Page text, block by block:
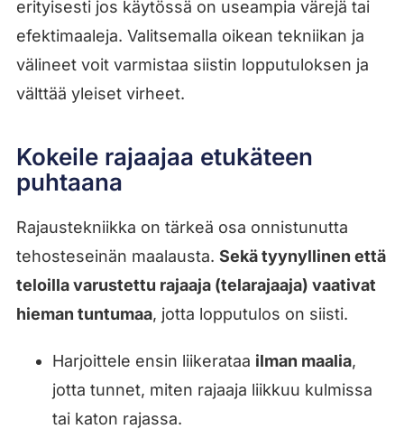
erityisesti jos käytössä on useampia värejä tai
efektimaaleja. Valitsemalla oikean tekniikan ja
välineet voit varmistaa siistin lopputuloksen ja
välttää yleiset virheet.
Kokeile rajaajaa etukäteen
puhtaana
Rajaustekniikka on tärkeä osa onnistunutta
tehosteseinän maalausta. Sekä tyynyllinen että
teloilla varustettu rajaaja (telarajaaja) vaativat
hieman tuntumaa, jotta lopputulos on siisti.
Harjoittele ensin liikerataa ilman maalia,
jotta tunnet, miten rajaaja liikkuu kulmissa
tai katon rajassa.